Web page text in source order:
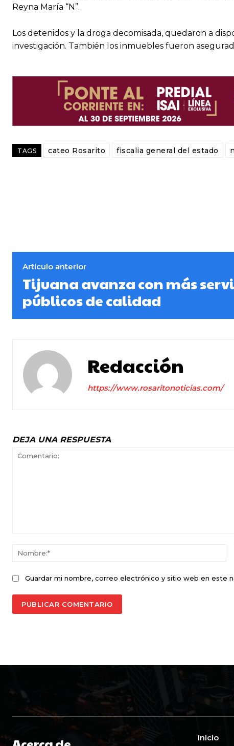
Reyna María “N”.
Los detenidos y la droga decomisada, quedaron a
investigación. También los inmuebles fueron
TAGS cateo Rosarito fiscalia general del estado
Artículo anterior
Tijuana avanza con más
públicos de calidad
Redacción
https://www.rosaritonoticias.com/
DEJA UNA RESPUESTA
Guardar mi nombre, correo electrónico y sitio web en este
Inicio